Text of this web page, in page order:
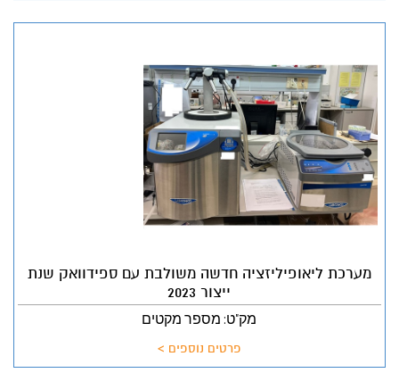
מערכת ליאופיליזציה חדשה משולבת עם ספידוואק שנת
ייצור 2023
מק"ט: מספר מקטים
פרטים נוספים >